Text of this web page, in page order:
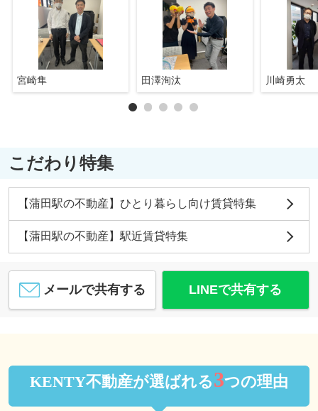
宮崎隼 田澤洵汰 川崎勇太
こだわり特集
【蒲田駅の不動産】ひとり暮らし向け賃貸特集
【蒲田駅の不動産】駅近賃貸特集
メールで共有する LINEで共有する
KENTY不動産が選ばれる3つの理由